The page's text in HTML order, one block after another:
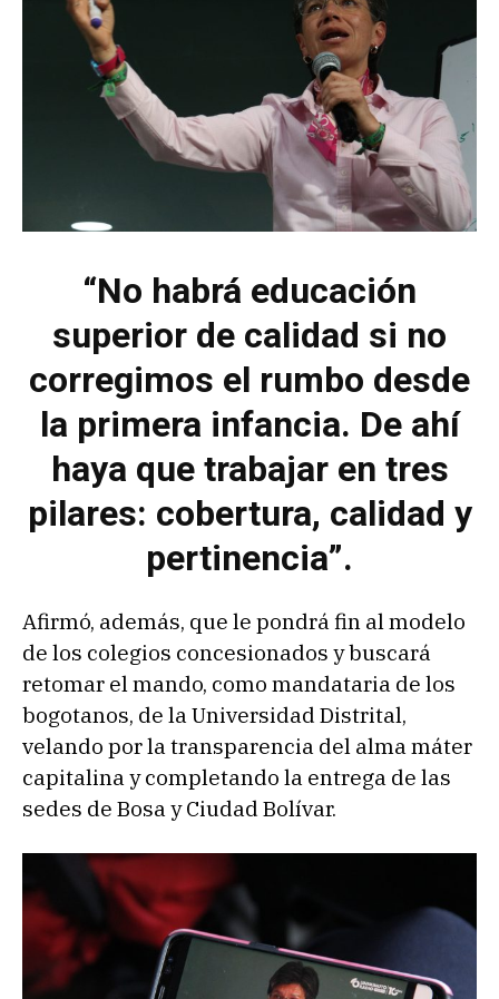
“No habrá educación
superior de calidad si no
corregimos el rumbo desde
la primera infancia. De ahí
haya que trabajar en tres
pilares: cobertura, calidad y
pertinencia”.
Afirmó, además, que le pondrá fin al modelo
de los colegios concesionados y buscará
retomar el mando, como mandataria de los
bogotanos, de la Universidad Distrital,
velando por la transparencia del alma máter
capitalina y completando la entrega de las
sedes de Bosa y Ciudad Bolívar.